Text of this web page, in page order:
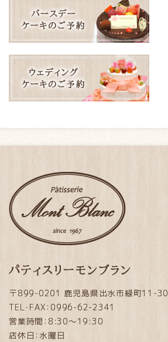
パティスリーモンブラン
〒899-0201 鹿児島県出水市緑町11-30
TEL・FAX：0996-62-2341
営業時間：8:30～19:30
店休日：水曜日